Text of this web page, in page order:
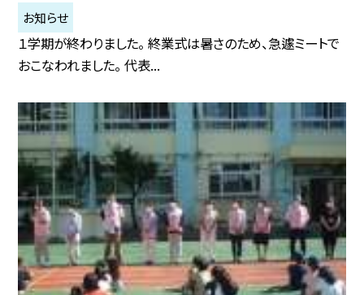
お知らせ
１学期が終わりました。 終業式は暑さのため、急遽ミートで
おこなわれました。 代表...